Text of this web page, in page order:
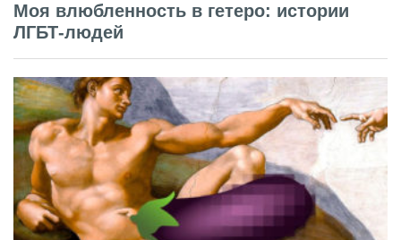
Моя влюбленность в гетеро: истории
ЛГБТ-людей